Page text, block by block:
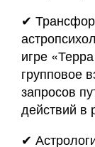
✔
игре
групповое
запросов
действий в
✔